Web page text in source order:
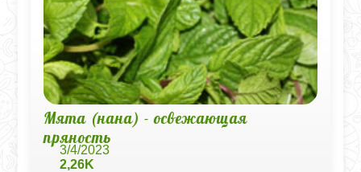
Мята (нана) - освежающая
пряность
3/4/2023
2,26K